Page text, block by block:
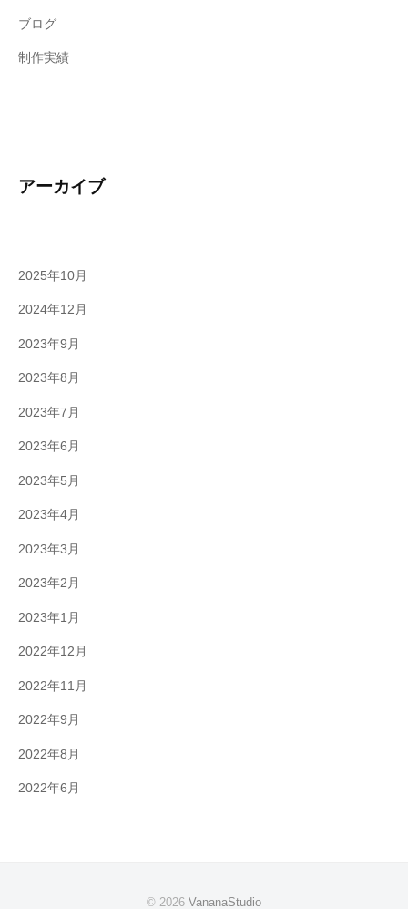
ブログ
制作実績
アーカイブ
2025年10月
2024年12月
2023年9月
2023年8月
2023年7月
2023年6月
2023年5月
2023年4月
2023年3月
2023年2月
2023年1月
2022年12月
2022年11月
2022年9月
2022年8月
2022年6月
© 2026 VananaStudio